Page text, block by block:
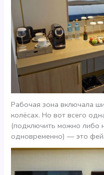
Рабочая зона включала
колёсах. Но вот всего
(подключить можно либо
одновременно) — это